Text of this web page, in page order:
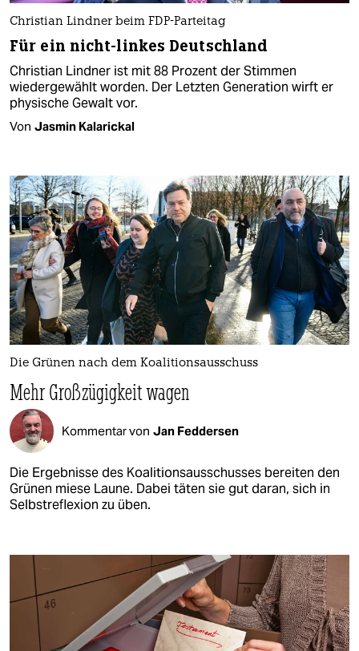
Christian Lindner beim FDP-Parteitag
Für ein nicht-linkes Deutschland
Christian Lindner ist mit 88 Prozent der Stimmen
wiedergewählt worden. Der Letzten Generation wirft er
physische Gewalt vor.
Von Jasmin Kalarickal
Die Grünen nach dem Koalitionsausschuss
Mehr Großzügigkeit wagen
Kommentar von Jan Feddersen
Die Ergebnisse des Koalitionsausschusses bereiten den
Grünen miese Laune. Dabei täten sie gut daran, sich in
Selbstreflexion zu üben.